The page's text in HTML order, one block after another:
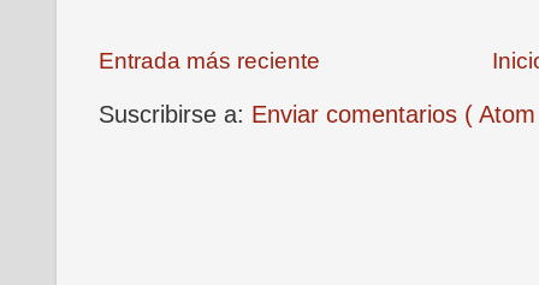
Entrada más reciente
Suscribirse a: Enviar comentarios (